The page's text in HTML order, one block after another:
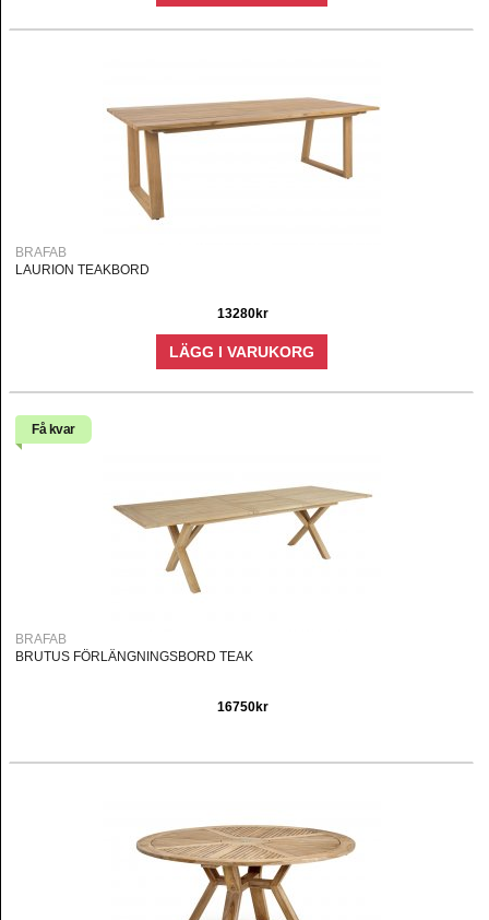
BRAFAB
LAURION TEAKBORD
13280kr
LÄGG I VARUKORG
Få kvar
BRAFAB
BRUTUS FÖRLÄNGNINGSBORD TEAK
16750kr